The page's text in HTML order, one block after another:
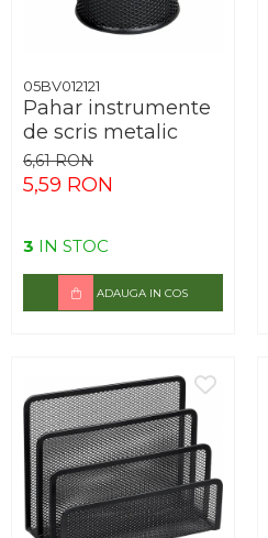
05BV012121
Pahar instrumente
de scris metalic
6,61 RON
5,59 RON
3 IN STOC
ADAUGA IN COS